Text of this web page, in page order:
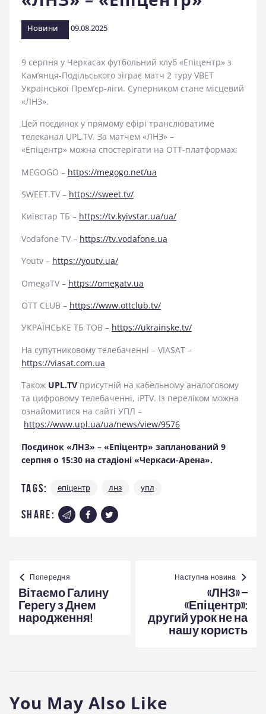
Новини 09.08.2025
9 серпня у Черкасах футбольний клуб «Епіцентр» з
Кам’янця-Подільського зіграє матч 2 туру VBET
Української Прем’єр-ліги. Суперником стане місцевий
«ЛНЗ».
Цей поєдинок у прямому ефірі транслюватиме
телеканал UPL.TV. За матчем «ЛНЗ» –
«Епіцентр» можна спостерігати на OTT-платформах:
MEGOGO – https://megogo.net/ua
SWEET.TV – https://sweet.tv/
Київстар ТБ – https://tv.kyivstar.ua/ua/
Vodafone TV – https://tv.vodafone.ua
Youtv – https://youtv.ua/
OmegaTV – https://omegatv.ua
OTT CLUB – https://www.ottclub.tv/
УКРАЇНСЬКЕ ТБ ТОВ – https://ukrainske.tv/
На супутниковому телебаченні – VIASAT –
https://viasat.com.ua
Також UPL.TV присутній на кабельному аналоговому
та цифровому телебаченні, iPTV. Із переліком можна
ознайомитися на сайті УПЛ –
https://www.upl.ua/ua/news/view/9576
Поєдинок «ЛНЗ» – «Епіцентр» запланований 9
серпня о 15:30 на стадіоні «Черкаси-Арена».
Tags: епіцентр лнз упл
share:
Навігація
записів
Попередня
Вітаємо Галину
Герегу з Днем
народження!
Наступна новина
«ЛНЗ» –
«Епіцентр»:
другий урок не на
нашу користь
You May Also Like